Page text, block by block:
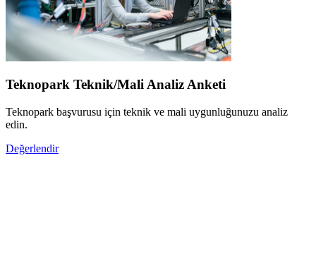
Teknopark Teknik/Mali Analiz Anketi
Teknopark başvurusu için teknik ve mali uygunluğunuzu analiz
edin.
Değerlendir